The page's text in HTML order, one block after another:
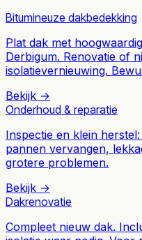
Bitumineuze dakbedekking
Plat dak met
Derbigum. Renovatie of
isolatievernieuwing.
Bekijk →
Onderhoud & reparatie
Inspectie en klein
pannen vervangen,
grotere problemen.
Bekijk →
Dakrenovatie
Compleet nieuw dak.